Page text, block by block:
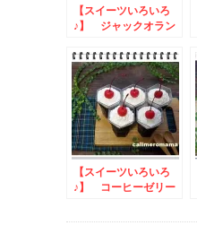
【スイーツいろいろ
♪】 ジャックオラン
【スイーツいろいろ
♪】 コーヒーゼリー